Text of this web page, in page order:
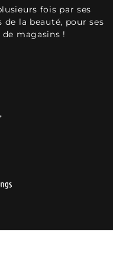
fois par ses
la beauté, pour ses
magasins !